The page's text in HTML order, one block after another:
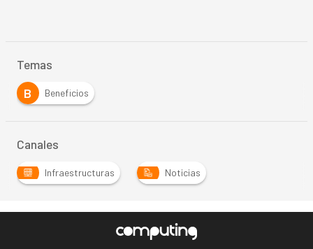
Temas
B
Beneficios
Canales
Infraestructuras Noticias